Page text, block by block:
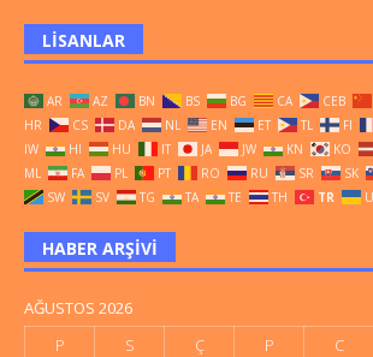
LISANLAR
AR AZ BN BS BG CA CEB
HR
CS DA NL EN ET TL FI
IW
HI HU IT JA JW KN KO
ML
FA PL PT RO RU SR SK
SW
SV TG TA TE TH TR
HABER ARŞIVI
AĞUSTOS 2026
P
S Ç P C